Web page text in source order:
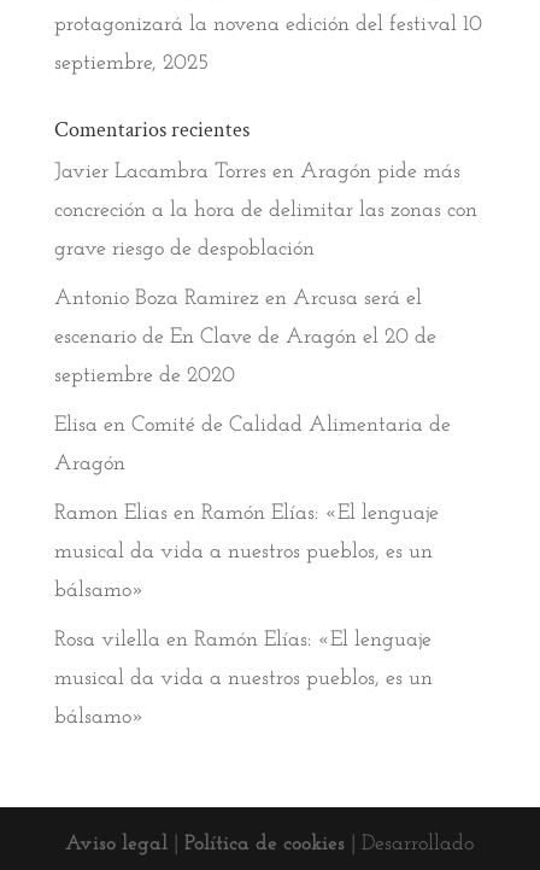
protagonizará la novena edición del festival 10
septiembre, 2025
Comentarios recientes
Javier Lacambra Torresen Aragón pide más
concreción a la hora de delimitar las zonas con
grave riesgo de despoblación
Antonio Boza Ramirez en Arcusa será el
escenario de En Clave de Aragón el 20 de
septiembre de 2020
Elisa en Comité de Calidad Alimentaria de
Aragón
Ramon Eliasen Ramón Elías: «El lenguaje
musical da vida a nuestros pueblos, es un
bálsamo»
Rosa vilella en Ramón Elías: «El lenguaje
musical da vida a nuestros pueblos, es un
bálsamo»
Aviso legal |Política de cookies | Desarrollado